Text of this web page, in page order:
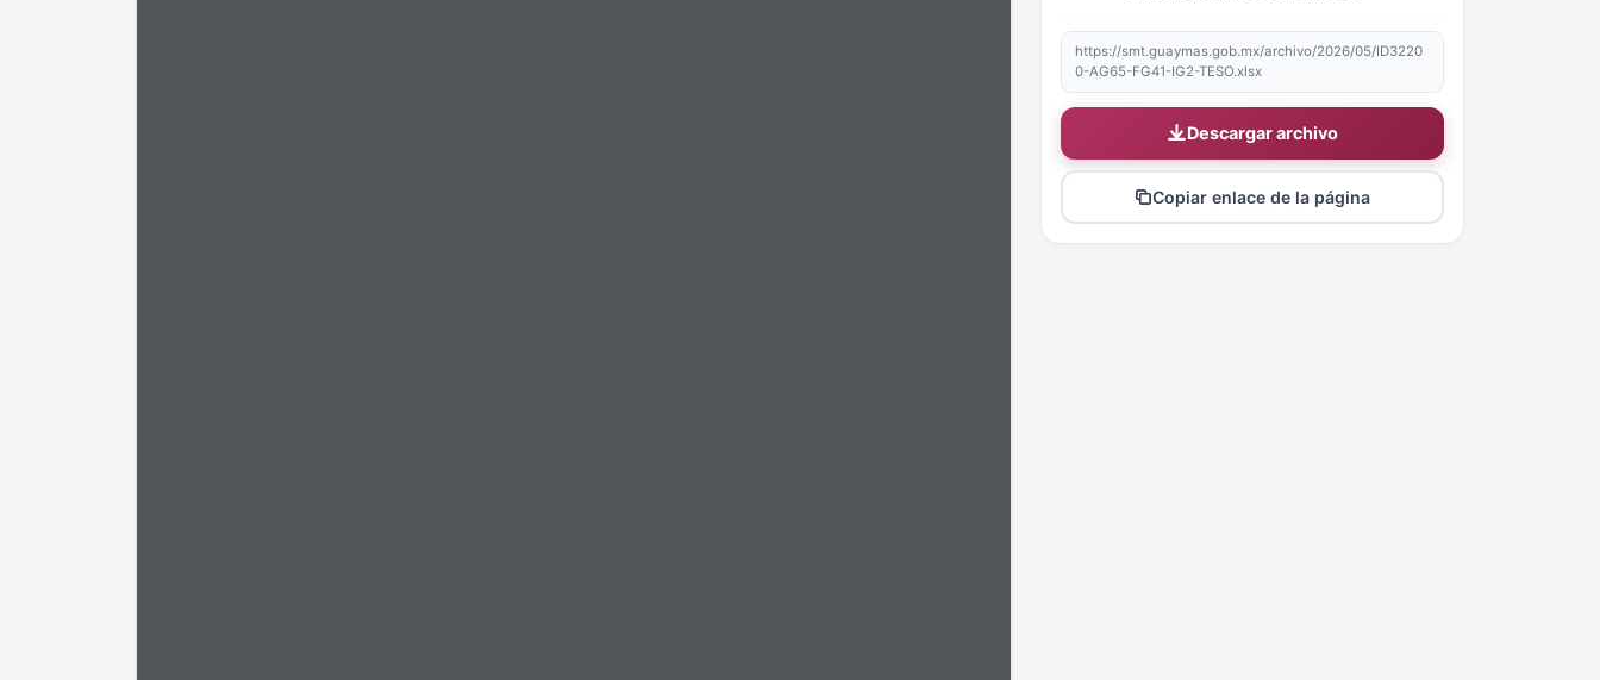
https://smt.guaymas.gob.mx/archivo/2026/05/ID3220
0-AG65-FG41-IG2-TESO.xlsx
Descargar archivo
Copiar enlace de la página